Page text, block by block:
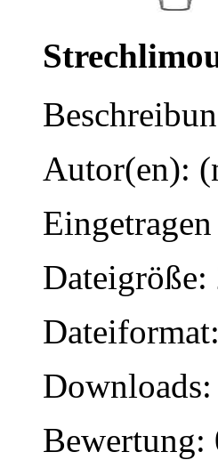
Autor(en):
Bewertung: